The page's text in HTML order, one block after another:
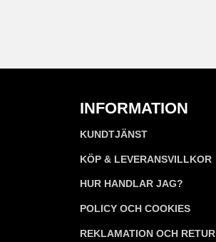
INFORMATION
KUNDTJÄNST
KÖP & LEVERANSVILLKOR
HUR HANDLAR JAG?
POLICY OCH COOKIES
REKLAMATION OCH RETUR